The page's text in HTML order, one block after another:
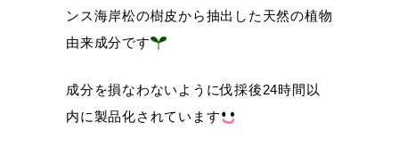
ンス海岸松の樹皮から抽出した天然の植物
由来成分です
成分を損なわないように伐採後24時間以
内に製品化されています